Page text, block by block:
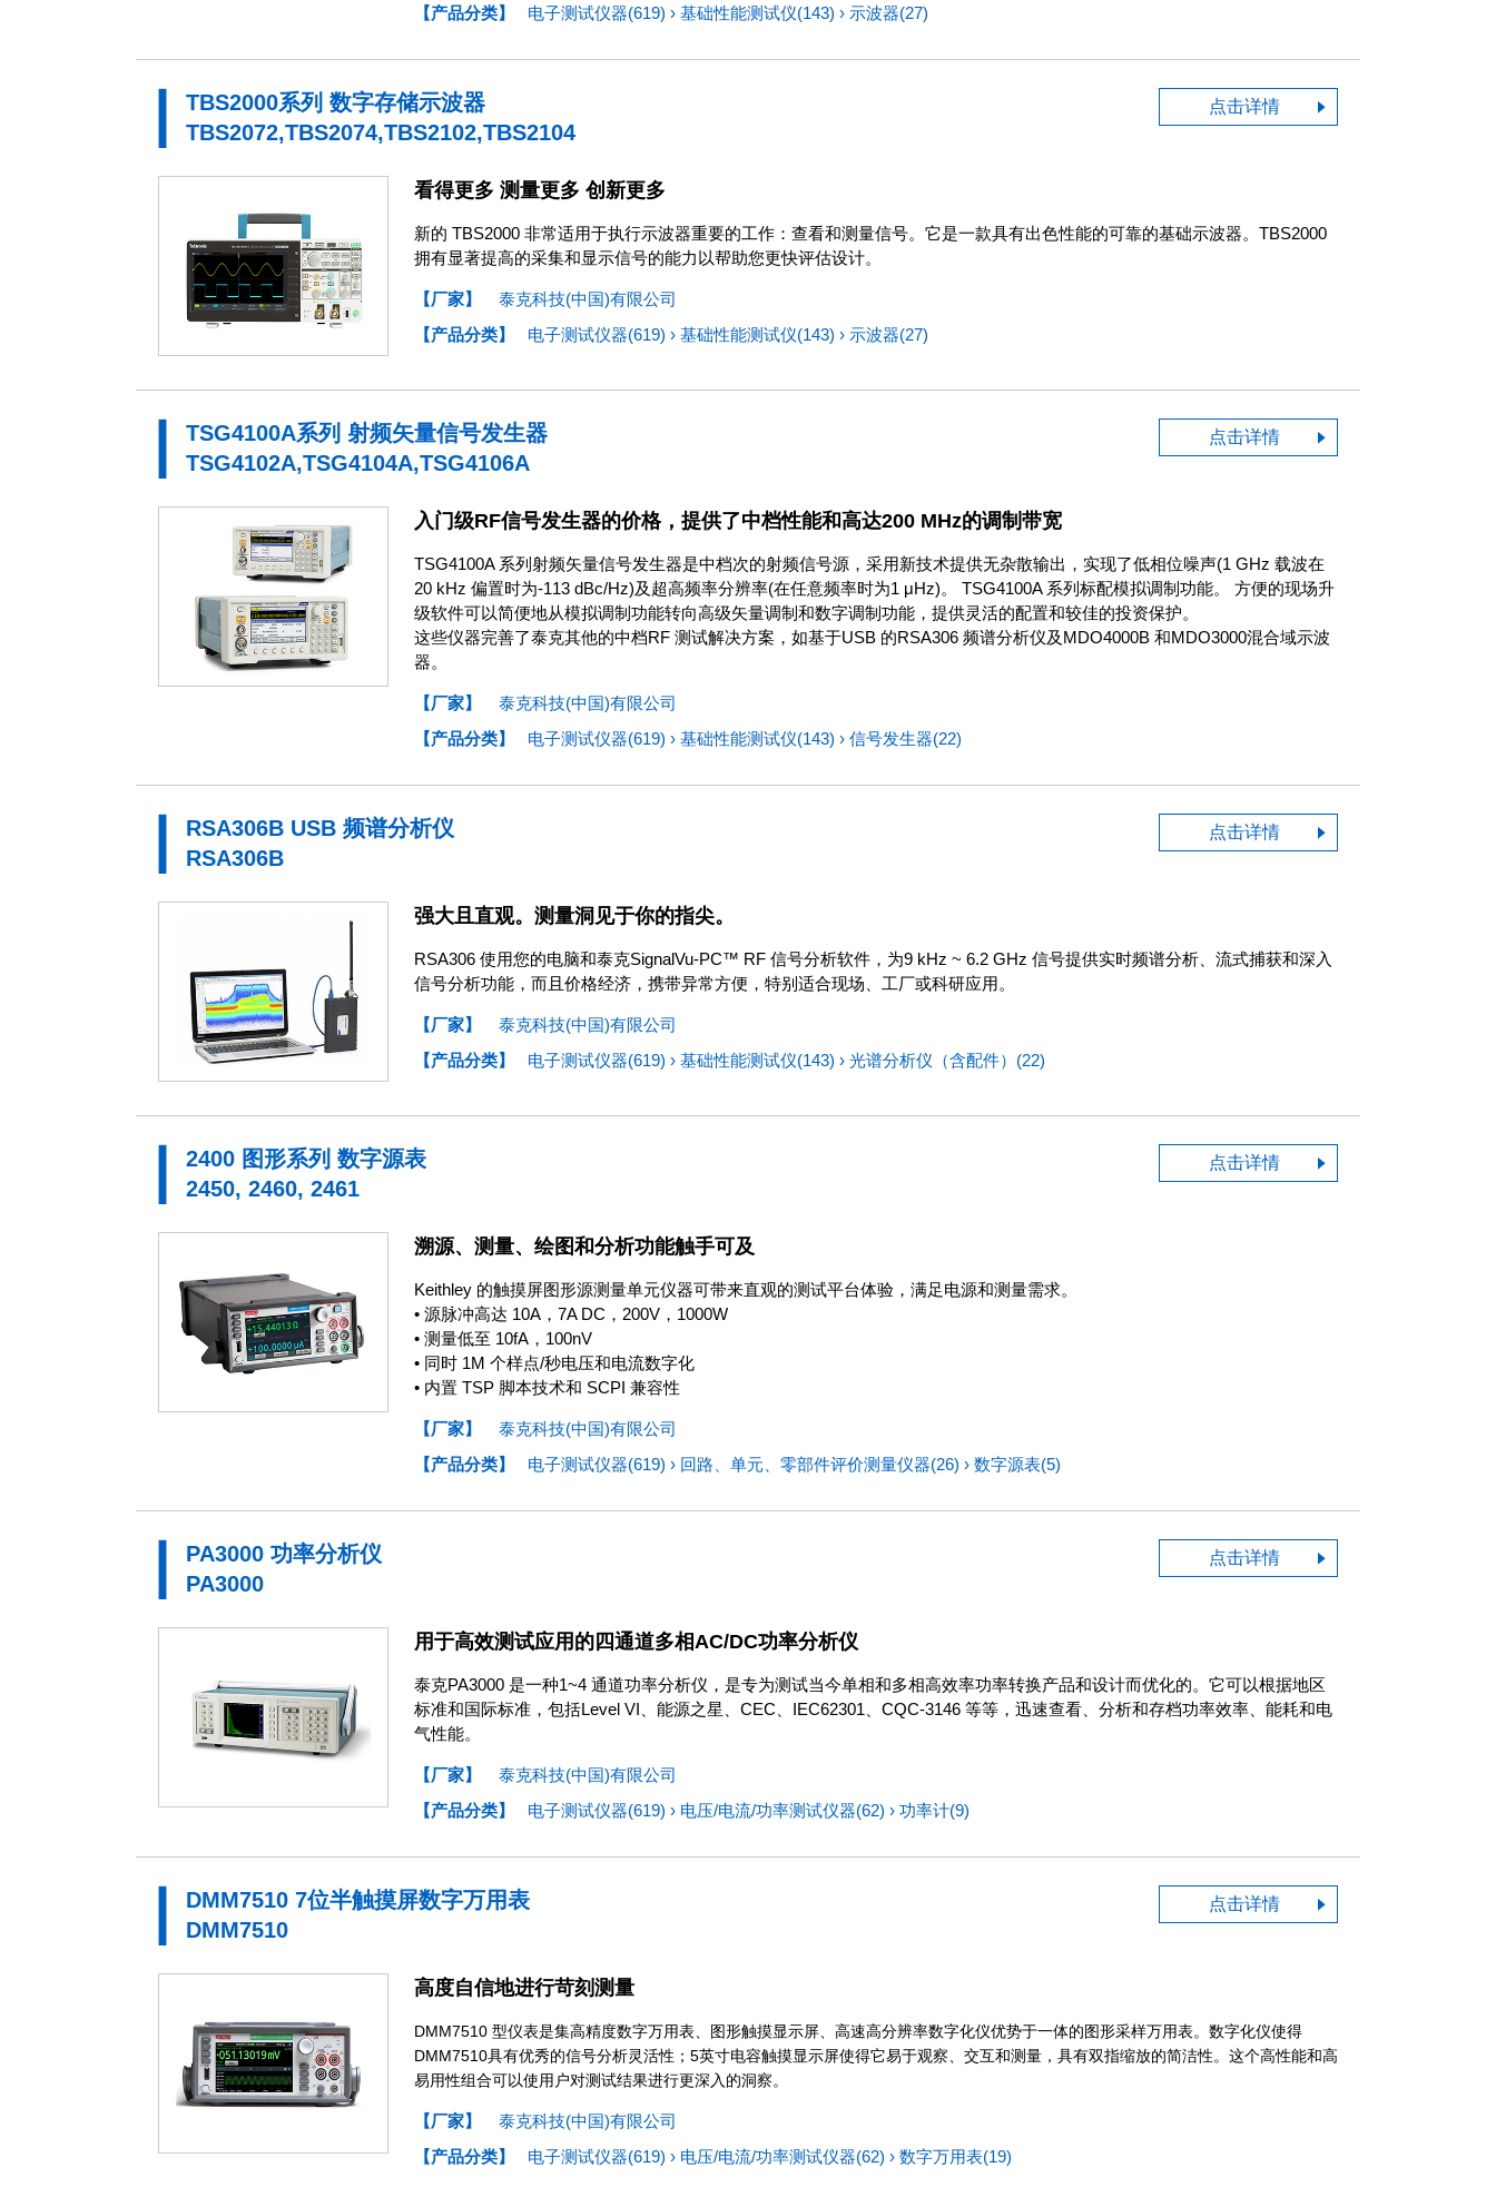
【产品分类】
电子测试仪器(619) › 基础性能测试仪(143) › 示波器(27)
TBS2000系列 数字存储示波器
TBS2072,TBS2074,TBS2102,TBS2104
点击详情
看得更多 测量更多 创新更多
新的 TBS2000 非常适用于执行示波器重要的工作：查看和测量信号。它是一款具有出色性能的可靠的基础示波器。TBS2000
拥有显著提高的采集和显示信号的能力以帮助您更快评估设计。
【厂家】
泰克科技(中国)有限公司
【产品分类】
电子测试仪器(619) › 基础性能测试仪(143) › 示波器(27)
TSG4100A系列 射频矢量信号发生器
TSG4102A,TSG4104A,TSG4106A
点击详情
入门级RF信号发生器的价格，提供了中档性能和高达200 MHz的调制带宽
TSG4100A 系列射频矢量信号发生器是中档次的射频信号源，采用新技术提供无杂散输出，实现了低相位噪声(1 GHz 载波在
20 kHz 偏置时为-113 dBc/Hz)及超高频率分辨率(在任意频率时为1 μHz)。 TSG4100A 系列标配模拟调制功能。 方便的现场升
级软件可以简便地从模拟调制功能转向高级矢量调制和数字调制功能，提供灵活的配置和较佳的投资保护。
这些仪器完善了泰克其他的中档RF 测试解决方案，如基于USB 的RSA306 频谱分析仪及MDO4000B 和MDO3000混合域示波
器。
【厂家】
泰克科技(中国)有限公司
【产品分类】
电子测试仪器(619) › 基础性能测试仪(143) › 信号发生器(22)
RSA306B USB 频谱分析仪
RSA306B
点击详情
强大且直观。测量洞见于你的指尖。
RSA306 使用您的电脑和泰克SignalVu-PC™ RF 信号分析软件，为9 kHz ~ 6.2 GHz 信号提供实时频谱分析、流式捕获和深入
信号分析功能，而且价格经济，携带异常方便，特别适合现场、工厂或科研应用。
【厂家】
泰克科技(中国)有限公司
【产品分类】
电子测试仪器(619) › 基础性能测试仪(143) › 光谱分析仪（含配件）(22)
2400 图形系列 数字源表
2450, 2460, 2461
点击详情
溯源、测量、绘图和分析功能触手可及
Keithley 的触摸屏图形源测量单元仪器可带来直观的测试平台体验，满足电源和测量需求。
• 源脉冲高达 10A，7A DC，200V，1000W
• 测量低至 10fA，100nV
• 同时 1M 个样点/秒电压和电流数字化
• 内置 TSP 脚本技术和 SCPI 兼容性
【厂家】
泰克科技(中国)有限公司
【产品分类】
电子测试仪器(619) › 回路、单元、零部件评价测量仪器(26) › 数字源表(5)
PA3000 功率分析仪
PA3000
点击详情
用于高效测试应用的四通道多相AC/DC功率分析仪
泰克PA3000 是一种1~4 通道功率分析仪，是专为测试当今单相和多相高效率功率转换产品和设计而优化的。它可以根据地区
标准和国际标准，包括Level VI、能源之星、CEC、IEC62301、CQC-3146 等等，迅速查看、分析和存档功率效率、能耗和电
气性能。
【厂家】
泰克科技(中国)有限公司
【产品分类】
电子测试仪器(619) › 电压/电流/功率测试仪器(62) › 功率计(9)
DMM7510 7位半触摸屏数字万用表
DMM7510
点击详情
高度自信地进行苛刻测量
DMM7510 型仪表是集高精度数字万用表、图形触摸显示屏、高速高分辨率数字化仪优势于一体的图形采样万用表。数字化仪使得
DMM7510具有优秀的信号分析灵活性；5英寸电容触摸显示屏使得它易于观察、交互和测量，具有双指缩放的简洁性。这个高性能和高
易用性组合可以使用户对测试结果进行更深入的洞察。
【厂家】
泰克科技(中国)有限公司
【产品分类】
电子测试仪器(619) › 电压/电流/功率测试仪器(62) › 数字万用表(19)